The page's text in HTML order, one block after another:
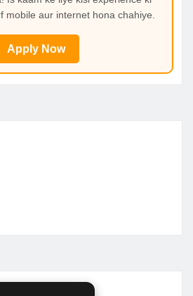
mobile aur internet hona chahiye.
Apply Now